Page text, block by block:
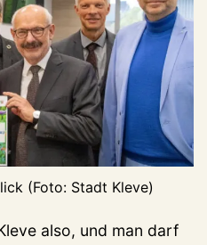
(Foto: Stadt Kleve)
also, und man darf